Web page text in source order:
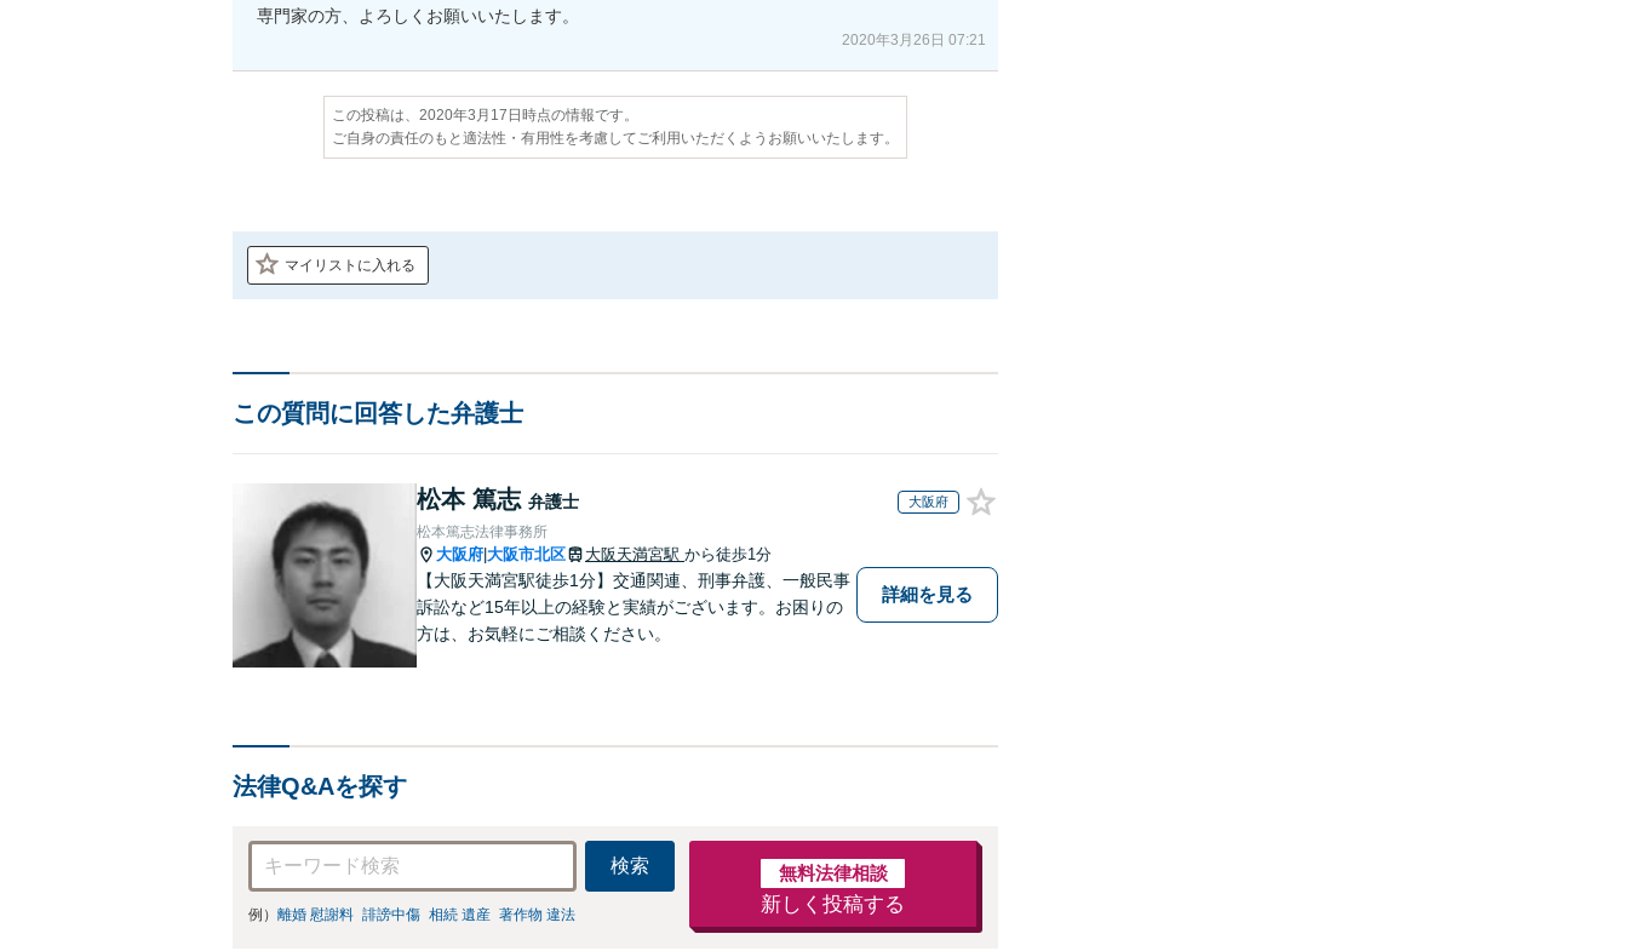
専門家の方、よろしくお願いいたします。
2020年3月26日 07:21
この投稿は、2020年3月17日時点の情報です。
ご自身の責任のもと適法性・有用性を考慮してご利用いただくようお願いいたします。
マイリストに入れる
この質問に回答した弁護士
松本 篤志 弁護士 大阪府
松本篤志法律事務所
大阪府 大阪市北区 大阪天満宮駅 から徒歩1分
【大阪天満宮駅徒歩1分】交通関連、刑事弁護、一般民事
訴訟など15年以上の経験と実績がございます。お困りの
方は、お気軽にご相談ください。
詳細を見る
法律Q&Aを探す
検索
例） 離婚 慰謝料 誹謗中傷 相続 遺産 著作物 違法
無料法律相談
新しく投稿する